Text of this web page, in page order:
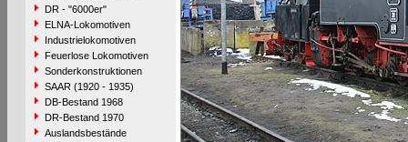
DR - "6000er"
ELNA-Lokomotiven
Industrielokomotiven
Feuerlose Lokomotiven
Sonderkonstruktionen
SAAR (1920 - 1935)
DB-Bestand 1968
DR-Bestand 1970
Auslandsbestände